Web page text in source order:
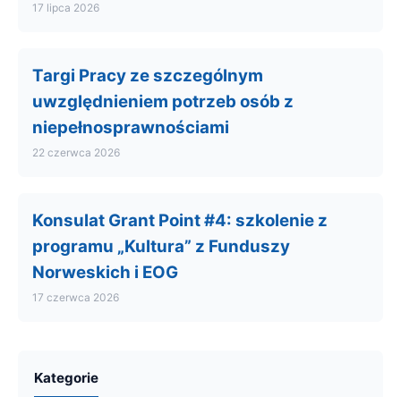
17 lipca 2026
Targi Pracy ze szczególnym
uwzględnieniem potrzeb osób z
niepełnosprawnościami
22 czerwca 2026
Konsulat Grant Point #4: szkolenie z
programu „Kultura” z Funduszy
Norweskich i EOG
17 czerwca 2026
Kategorie